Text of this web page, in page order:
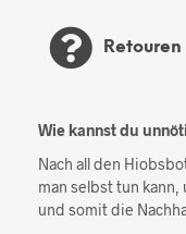
Wie kannst du
Nach all den
man selbst tun
und somit die